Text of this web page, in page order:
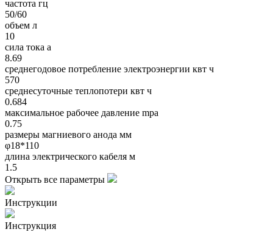
частота гц
50/60
объем л
10
сила тока a
8.69
среднегодовое потребление электроэнергии квт ч
570
среднесуточные теплопотери квт ч
0.684
максимальное рабочее давление mpa
0.75
размеры магниевого анода мм
φ18*110
длина электрического кабеля м
1.5
Открыть все параметры
Инструкции
Инструкция